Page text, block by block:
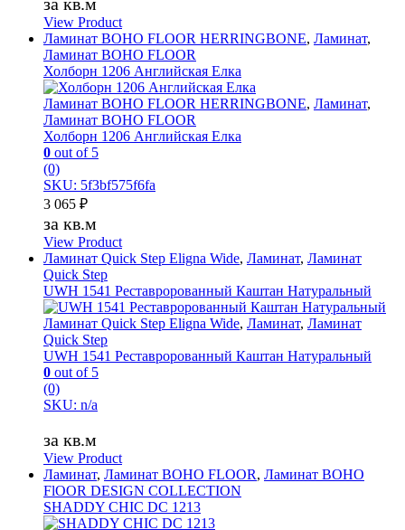
View Product
Ламинат BOHO FLOOR HERRINGBONE, Ламинат,
Ламинат BOHO FLOOR
Холборн 1206 Английская Елка
Ламинат BOHO FLOOR HERRINGBONE, Ламинат,
Ламинат BOHO FLOOR
Холборн 1206 Английская Елка
0 out of 5
(0)
SKU: 5f3bf575f6fa
3 065 ₽
за кв.м
View Product
Ламинат Quick Step Eligna Wide, Ламинат, Ламинат
Quick Step
UWH 1541 Реставророванный Каштан Натуральный
Ламинат Quick Step Eligna Wide, Ламинат, Ламинат
Quick Step
UWH 1541 Реставророванный Каштан Натуральный
0 out of 5
(0)
SKU: n/a
за кв.м
View Product
Ламинат, Ламинат BOHO FLOOR, Ламинат BOHO
FlOOR DESIGN COLLECTION
SHADDY CHIC DC 1213